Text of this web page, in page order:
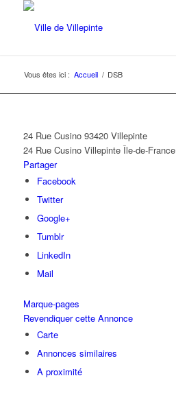
Vous êtes ici : Accueil / DSB
24 Rue Cusino 93420 Villepinte
24 Rue Cusino Villepinte Île-de-France
Partager
Facebook
Twitter
Google+
Tumblr
LinkedIn
Mail
Marque-pages
Revendiquer cette Annonce
Carte
Annonces similaires
A proximité